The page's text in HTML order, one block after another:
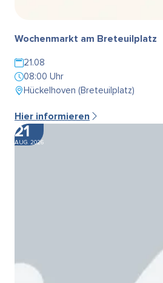
Wochenmarkt am Breteuilplatz
21.08
08:00 Uhr
Hückelhoven (Breteuilplatz)
Hier informieren
21
AUG. 2026